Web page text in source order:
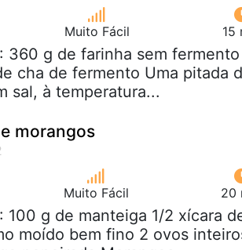
Muito Fácil 15
: 360 g de farinha sem
cha de fermento Uma pitada
sal, à temperatura...
morangos
Muito Fácil 20
: 100 g de manteiga 1/2 xícara
moído bem fino 2 ovos